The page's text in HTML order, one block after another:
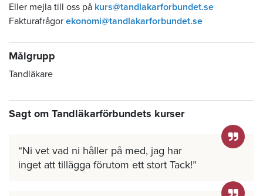
Eller mejla till oss på kurs@tandlakarforbundet.se
Fakturafrågor ekonomi@tandlakarforbundet.se
Målgrupp
Tandläkare
Sagt om Tandläkarförbundets kurser
Ni vet vad ni håller på med, jag har
inget att tillägga förutom ett stort Tack!